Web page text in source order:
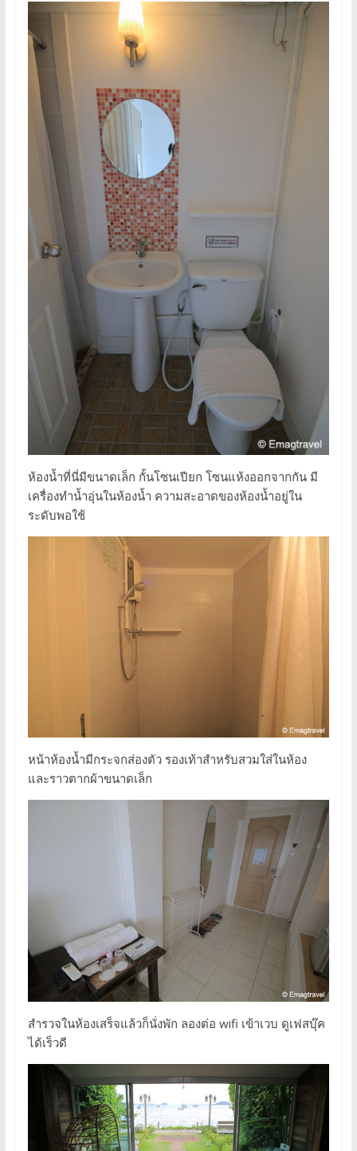
ห้องน้ำที่นี่มีขนาดเล็ก กั้นโซนเปียก โซนแห้งออกจากกัน มี
เครื่องทำน้ำอุ่นในห้องน้ำ ความสะอาดของห้องน้ำอยู่ใน
ระดับพอใช้
หน้าห้องน้ำมีกระจกส่องตัว รองเท้าสำหรับสวมใส่ในห้อง
และราวตากผ้าขนาดเล็ก
สำรวจในห้องเสร็จแล้วก็นั่งพัก ลองต่อ wifi เข้าเวบ ดูเฟสบุ๊ค
ได้เร็วดี